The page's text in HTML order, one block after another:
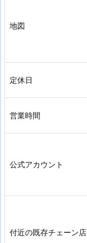
地図
定休日
営業時間
公式アカウント
付近の既存チェーン店